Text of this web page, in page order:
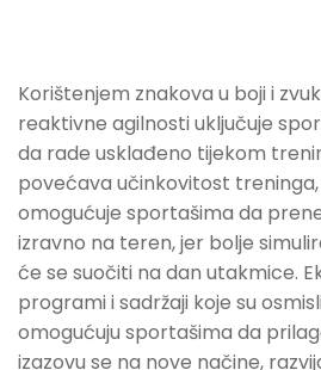
Korištenjem znakova u boji i
reaktivne agilnosti uključuje
da rade usklađeno tijekom
povećava učinkovitost
omogućuje sportašima da
izravno na teren, jer bolje
će se suočiti na dan utakmice.
programi i sadržaji koje su
omogućuju sportašima da
izazovu se na nove načine,